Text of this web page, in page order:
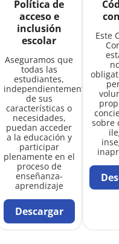
Política de
acceso e
inclusión
escolar
Aseguramos que
todas las
estudiantes,
independientemente
de sus
características o
necesidades,
puedan acceder
a la educación y
participar
plenamente en el
proceso de
enseñanza-
aprendizaje
Descargar
Este
sobre